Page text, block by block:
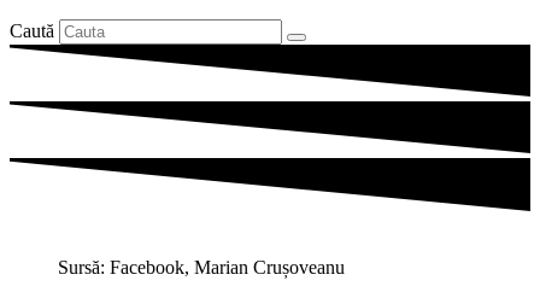
Caută
Sursă: Facebook, Marian Crușoveanu